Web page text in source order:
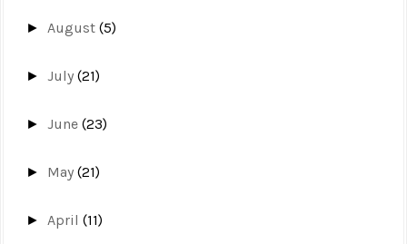
► August(5)
►July(21)
►June(23)
► May(21)
► April(11)